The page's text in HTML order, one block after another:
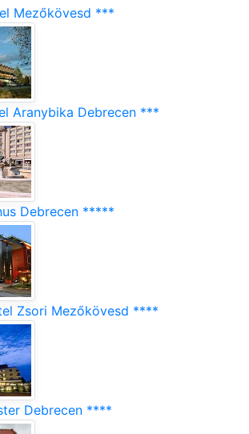
Mezőkövesd ***
Aranybika Debrecen ***
Debrecen *****
Zsori Mezőkövesd ****
Debrecen ****